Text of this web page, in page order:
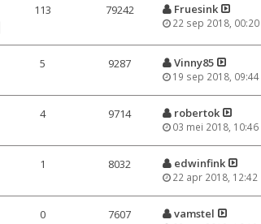
113 79242 Fruesink
22 sep 2018, 00:20
5 9287 Vinny85
19 sep 2018, 09:44
4 9714 robertok
03 mei 2018, 10:46
1 8032 edwinfink
22 apr 2018, 12:42
0 7607 vamstel